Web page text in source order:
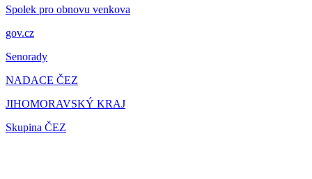
Spolek pro obnovu venkova
gov.cz
Senorady
NADACE ČEZ
JIHOMORAVSKÝ KRAJ
Skupina ČEZ